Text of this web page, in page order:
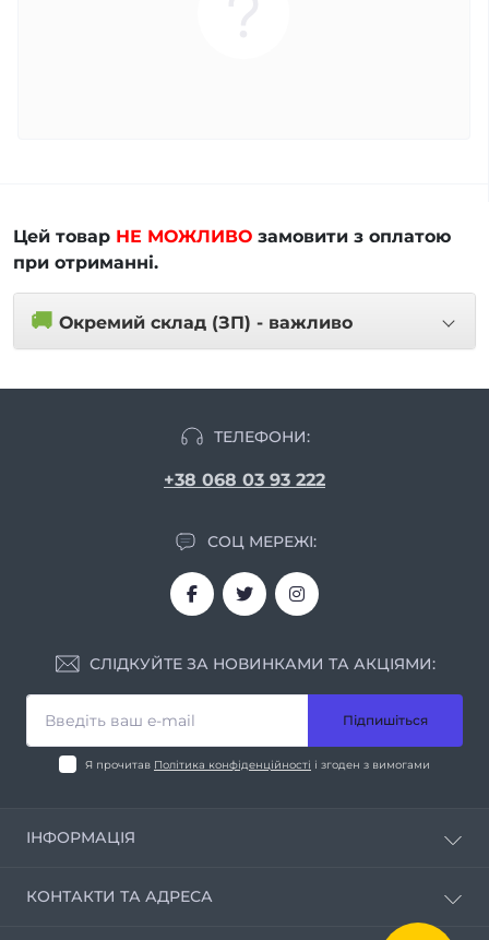
Цей товар НЕ МОЖЛИВО замовити з оплатою
при отриманні.
🚚 Окремий склад (ЗП) - важливо
ТЕЛЕФОНИ:
+38 068 03 93 222
СОЦ МЕРЕЖІ:
СЛІДКУЙТЕ ЗА НОВИНКАМИ ТА АКЦІЯМИ:
Підпишіться
Я прочитав Політика конфіденційності і згоден з вимогами
ІНФОРМАЦІЯ
Умови співпраці
КОНТАКТИ ТА АДРЕСА